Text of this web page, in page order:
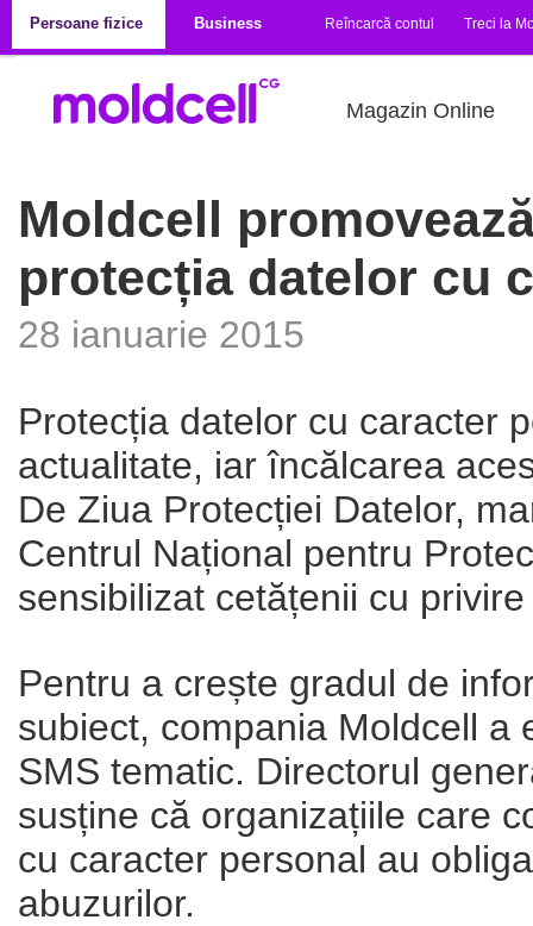
Persoane fizice
Business Reîncarcă contul Treci la
Magazin Online
Moldcell
protecția datelor cu
28 ianuarie 2015
Protecția datelor cu caracter
actualitate, iar încălcarea
De Ziua Protecției Datelor,
Centrul Național pentru
sensibilizat cetățenii cu
Pentru a crește gradul de
subiect, compania Moldcell a
SMS tematic. Directorul
susține că organizațiile care
cu caracter personal au
abuzurilor.